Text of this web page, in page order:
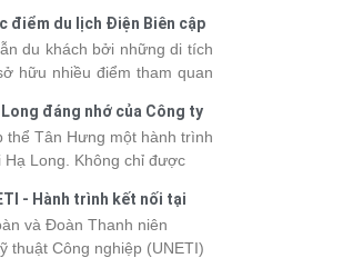
vụ khác nhau, khiến nhiều
chọn. Bài viết dưới đây sẽ
Hạ Long mới nhất
dàng so sánh và tìm
nhu cầu cũng như ngân
điểm du lịch Điện Biên cập
du khách bởi những di tích
hữu nhiều điểm tham quan
vùng đất này, việc cập nhật
động hơn trong lịch trình và
tham khảo bảng giá vé
Điện Biênmới nhất năm
đáng nhớ của Công ty
thể Tân Hưng một hành trình
Long. Không chỉ được
sẻ chia và lưu giữ nhiều
cùng nhìn lại chuyến đi
trải nghiệm khó quên.
- Hành trình kết nối tại
và Đoàn Thanh niên
thuật Công nghiệp (UNETI)